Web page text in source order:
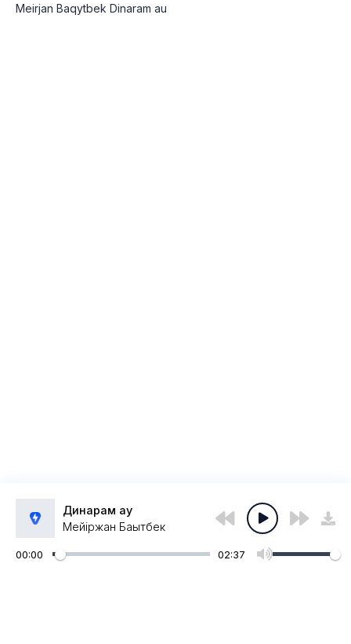
Meirjan Baqytbek Dinaram au
Динарам ау
Мейіржан Бақытбек
00:00 02:37